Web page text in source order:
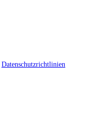
Datenschutzrichtlinien